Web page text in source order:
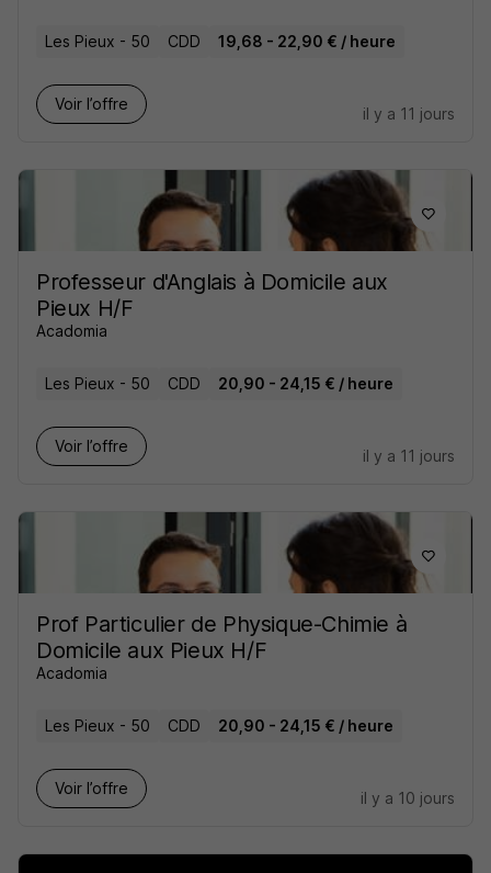
Les Pieux - 50 CDD 19,68 - 22,90 € / heure
Voir l’offre
il y a 11 jours
Professeur d'Anglais à Domicile aux
Pieux H/F
Acadomia
Les Pieux - 50 CDD 20,90 - 24,15 € / heure
Voir l’offre
il y a 11 jours
Prof Particulier de Physique-Chimie à
Domicile aux Pieux H/F
Acadomia
Les Pieux - 50 CDD 20,90 - 24,15 € / heure
Voir l’offre
il y a 10 jours